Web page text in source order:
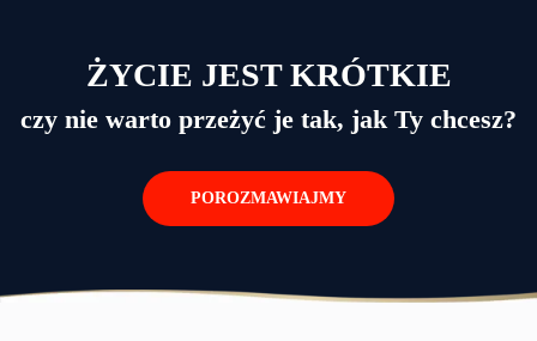
ŻYCIE JEST KRÓTKIE
czy nie warto przeżyć je tak, jak Ty chcesz?
POROZMAWIAJMY